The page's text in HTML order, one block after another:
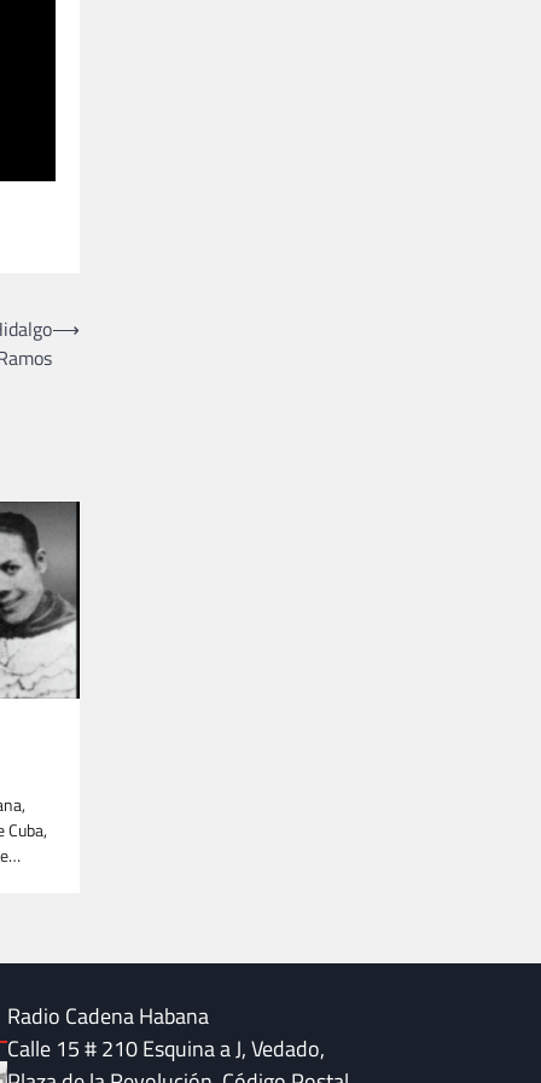
⟶
Radio Cadena Habana
Calle 15 # 210 Esquina a J, Vedado,